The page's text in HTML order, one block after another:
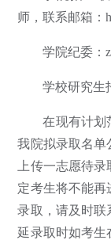
师，联系邮箱：
学院纪委：
学校研究生
在现有计划
我院拟录取名单
上传一志愿待
定考生将不能再
录取，请及时联
延录取时如考生